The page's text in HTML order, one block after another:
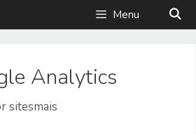
Menu
Analytics
sitesmais